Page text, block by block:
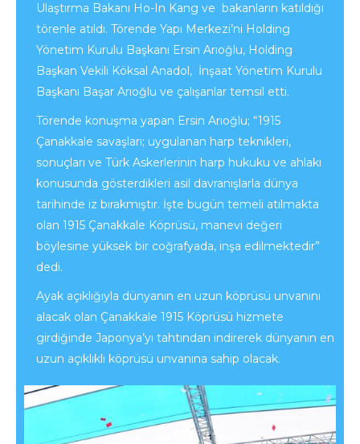
Ulaştırma Bakanı Ho-In Kang ve bakanların katıldığı
törenle atıldı. Törende Yapı Merkezi’ni Holding
Yönetim Kurulu Başkanı Ersin Arıoğlu, Holding
Başkan Vekili Köksal Anadol, İnşaat Yönetim Kurulu
Başkanı Başar Arıoğlu ve çalışanlar temsil etti.
Törende konuşma yapan Ersin Arıoğlu; “1915
Çanakkale savaşları; uygulanan harp teknikleri,
sonuçları ve Türk Askerlerinin harp hukuku ve ahlakı
konusunda gösterdikleri asil davranışlarla dünya
tarihinde iz bırakmıştır. İşte bugün temeli atılmakta
olan 1915 Çanakkale Köprüsü, manevi değeri
böylesine yüksek bir coğrafyada, inşa edilmektedir”
dedi.
Ayak açıklığıyla dünyanın en uzun köprüsü unvanını
alacak olan Çanakkale 1915 Köprüsü hizmete
girdiğinde Japonya’yı tahtından indirerek dünyanın en
uzun açıklıklı köprüsü unvanına sahip olacak.